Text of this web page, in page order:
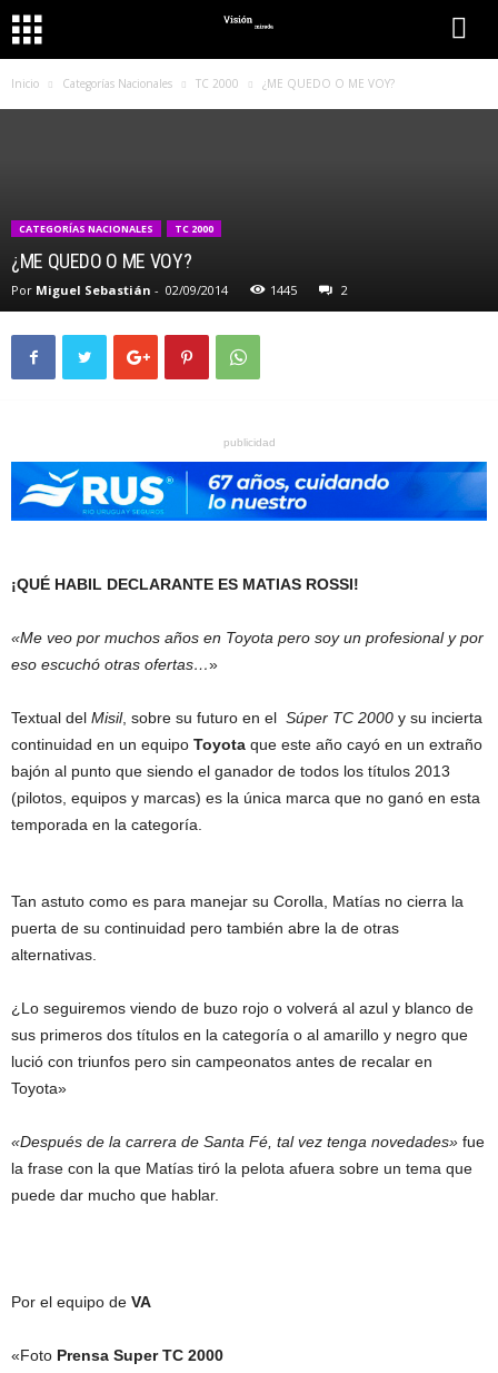
Inicio Categorías Nacionales TC 2000 ¿ME QUEDO O ME VOY?
CATEGORÍAS NACIONALES TC 2000
¿ME QUEDO O ME VOY?
Por Miguel Sebastián - 02/09/2014 1445 2
publicidad
¡QUÉ HABIL DECLARANTE ES MATIAS ROSSI!
«Me veo por muchos años en Toyota pero soy un profesional y por
eso escuchó otras ofertas…»
Textual del Misil, sobre su futuro en el Súper TC 2000 y su incierta
continuidad en un equipo Toyota que este año cayó en un extraño
bajón al punto que siendo el ganador de todos los títulos 2013
(pilotos, equipos y marcas) es la única marca que no ganó en esta
temporada en la categoría.
Tan astuto como es para manejar su Corolla, Matías no cierra la
puerta de su continuidad pero también abre la de otras
alternativas.
¿Lo seguiremos viendo de buzo rojo o volverá al azul y blanco de
sus primeros dos títulos en la categoría o al amarillo y negro que
lució con triunfos pero sin campeonatos antes de recalar en
Toyota»
«Después de la carrera de Santa Fé, tal vez tenga novedades» fue
la frase con la que Matías tiró la pelota afuera sobre un tema que
puede dar mucho que hablar.
Por el equipo de VA
«Foto Prensa Super TC 2000